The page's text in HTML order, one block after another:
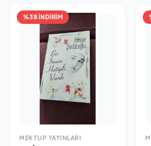
%38 İNDİRİM
MEKTUP YAYINLARI